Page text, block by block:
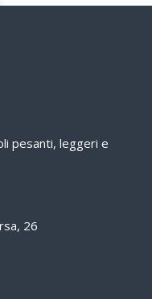
pesanti, leggeri e
26